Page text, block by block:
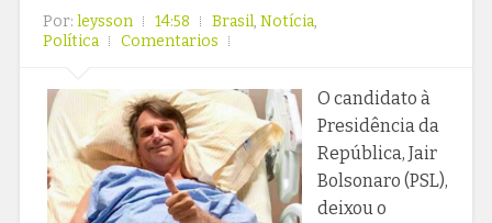
Por: leysson 14:58 Brasil, Notícia,
Política
Comentarios
O candidato à
Presidência da
República, Jair
Bolsonaro (PSL),
deixou o